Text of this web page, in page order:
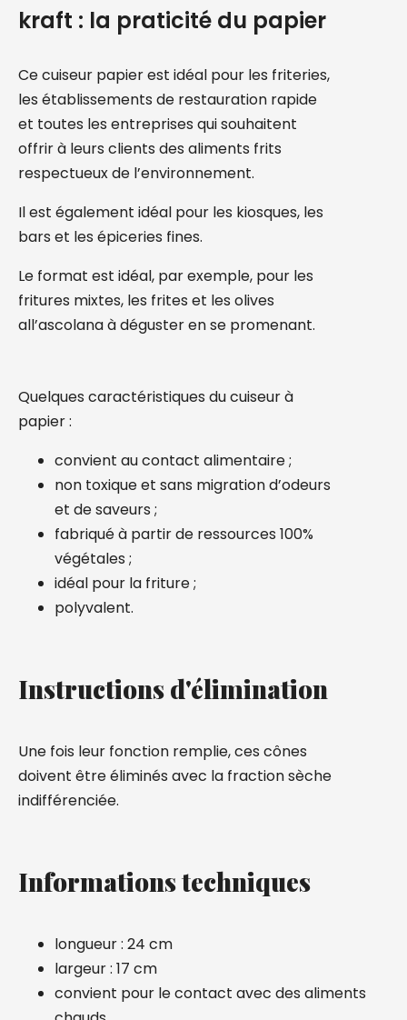
kraft : la praticité du papier
Ce cuiseur papier est idéal pour les friteries,
les établissements de restauration rapide
et toutes les entreprises qui souhaitent
offrir à leurs clients des aliments frits
respectueux de l’environnement.
Il est également idéal pour les kiosques, les
bars et les épiceries fines.
Le format est idéal, par exemple, pour les
fritures mixtes, les frites et les olives
all’ascolana à déguster en se promenant.
Quelques caractéristiques du cuiseur à
papier :
convient au contact alimentaire ;
non toxique et sans migration d’odeurs
et de saveurs ;
fabriqué à partir de ressources 100%
végétales ;
idéal pour la friture ;
polyvalent.
Instructions d'élimination
Une fois leur fonction remplie, ces cônes
doivent être éliminés avec la fraction sèche
indifférenciée.
Informations techniques
longueur : 24 cm
largeur : 17 cm
convient pour le contact avec des aliments